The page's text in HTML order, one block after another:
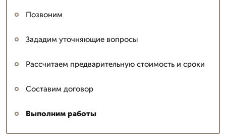
Позвоним
Зададим уточняющие вопросы
Рассчитаем предварительную стоимость и сроки
Составим договор
Выполним работы